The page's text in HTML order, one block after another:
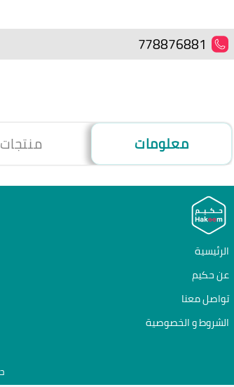
778876881
معلومات منتجات
الرئيسية
عن حكيم
تواصل معنا
الشروط و الخصوصية